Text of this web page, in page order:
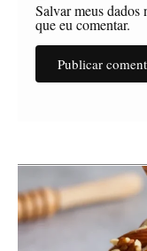
Salvar meus dados
que eu comentar.